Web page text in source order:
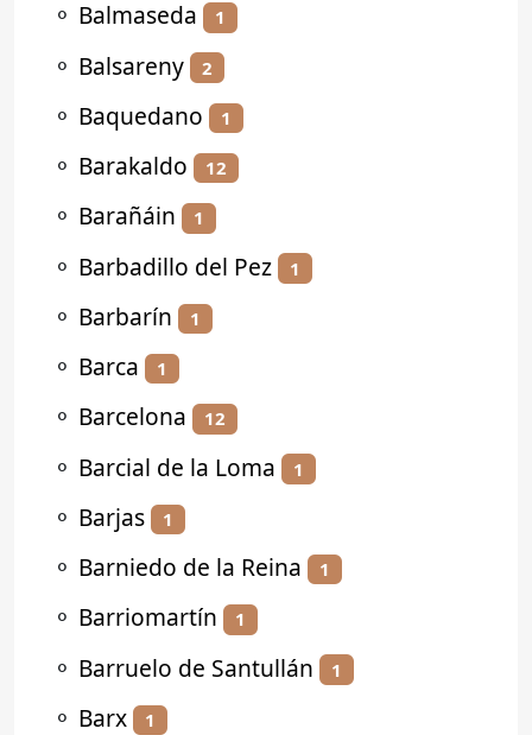
⚬ Balmaseda 1
⚬ Balsareny 2
⚬ Baquedano 1
⚬ Barakaldo 12
⚬ Barañáin 1
⚬ Barbadillo del Pez 1
⚬ Barbarín 1
⚬ Barca 1
⚬ Barcelona 12
⚬ Barcial de la Loma 1
⚬ Barjas 1
⚬ Barniedo de la Reina 1
⚬ Barriomartín 1
⚬ Barruelo de Santullán 1
⚬ Barx 1